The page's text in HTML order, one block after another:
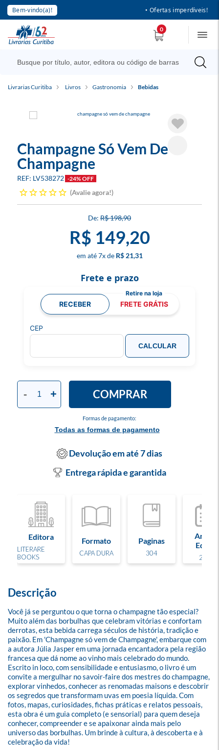
Bem-vindo(a)! • Ofertas imperdíveis!
0
Livrarias Curitiba Livros Gastronomia Bebidas
Champagne Só Vem De
Champagne
LV538272 -24% OFF
Avalie agora!
R$ 198,90
R$ 149,20
7x R$ 21,31
Formas de pagamento:
Todas as formas de pagamento
- + COMPRAR
Frete e prazo
RECEBER FRETE GRÁTIS
CEP
CALCULAR
Devolução em até 7 dias
Entrega rápida e garantida
Editora
LITERARE
BOOKS
Formato
CAPA DURA
Paginas
304
Ano de
Edição
2025
Descrição
Você já se perguntou o que torna o champagne tão especial?
Muito além das borbulhas que celebram vitórias e confortam
derrotas, esta bebida carrega séculos de história, tradição e
paixão. Em 'Champagne só vem de Champagne', embarque com
a autora Júlia Jasper em uma jornada encantadora pela região
francesa que dá nome ao vinho mais celebrado do mundo.
Escrito in loco, com sensibilidade e entusiasmo, o livro é um
convite a mergulhar no savoir-faire dos mestres do champagne,
explorar vinhedos, conhecer as renomadas maisons e descobrir
os segredos que transformam uvas em poesia líquida. Com
fotos, mapas, curiosidades, fichas práticas e relatos pessoais,
esta obra é um guia completo (e sensorial) para quem deseja
conhecer, compreender e se apaixonar ainda mais pelo
universo das borbulhas. Um brinde à cultura, à descoberta e à
celebração da vida!